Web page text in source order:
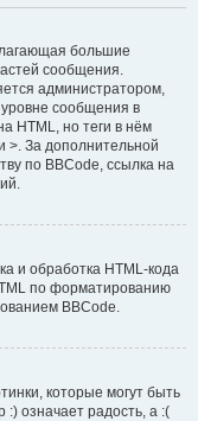
большие
сообщения.
администратором,
сообщения в
HTML, но теги в нём
>. За дополнительной
по BBCode, ссылка на
и обработка HTML-кода
по форматированию
BBCode.
которые могут быть
означает радость, а :(